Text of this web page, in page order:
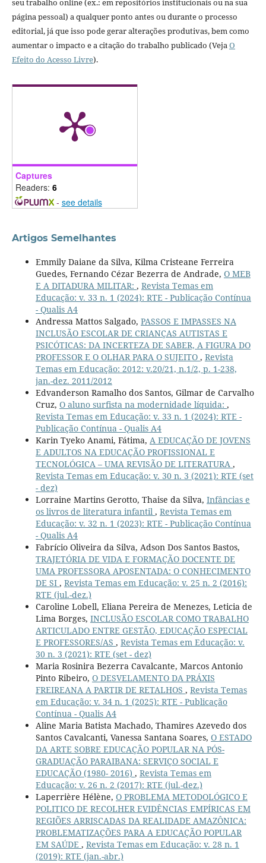
seu trabalho online (ex.: em repositórios institucionais ou na sua
página pessoal) a qualquer ponto antes ou durante o processo
editorial, já que isso pode gerar alterações produtivas, bem como
aumentar o impacto e a citação do trabalho publicado (VejaO
Efeito do Acesso Livre).
Captures
Readers: 6
- see details
Artigos Semelhantes
Emmily Daiane da Silva, Kilma Cristeane Ferreira
Guedes, Fernando Cézar Bezerra de Andrade, O MEB
E A DITADURA MILITAR: , Revista Temas em
Educação: v. 33 n. 1 (2024): RTE - Publicação Contínua
- Qualis A4
Andressa Mattos Salgado, PASSOS E IMPASSES NA
INCLUSÃO ESCOLAR DE CRIANÇAS AUTISTAS E
PSICÓTICAS: DA INCERTEZA DE SABER, A FIGURA DO
PROFESSOR E O OLHAR PARA O SUJEITO , Revista
Temas em Educação: 2012: v.20/21, n.1/2, p. 1-238,
jan.-dez. 2011/2012
Edvanderson Ramalho dos Santos, Gilmar de Carvalho
Cruz, O aluno surfista na modernidade líquida: ,
Revista Temas em Educação: v. 33 n. 1 (2024): RTE -
Publicação Contínua - Qualis A4
Karin Tyeko Anami, Fátima, A EDUCAÇÃO DE JOVENS
E ADULTOS NA EDUCAÇÃO PROFISSIONAL E
TECNOLÓGICA – UMA REVISÃO DE LITERATURA ,
Revista Temas em Educação: v. 30 n. 3 (2021): RTE (set
- dez)
Lorraine Martins Gerotto, Thaise da Silva, Infâncias e
os livros de literatura infantil , Revista Temas em
Educação: v. 32 n. 1 (2023): RTE - Publicação Contínua
- Qualis A4
Fabrício Oliveira da Silva, Adson Dos Santos Bastos,
TRAJETÓRIA DE VIDA E FORMAÇÃO DOCENTE DE
UMA PROFESSORA APOSENTADA: O CONHECIMENTO
DE SI , Revista Temas em Educação: v. 25 n. 2 (2016):
RTE (jul.-dez.)
Caroline Lobell, Eliana Pereira de Menezes, Leticia de
Lima Borges, INCLUSÃO ESCOLAR COMO TRABALHO
ARTICULADO ENTRE GESTÃO, EDUCAÇÃO ESPECIAL
E PROFESSORES/AS , Revista Temas em Educação: v.
30 n. 3 (2021): RTE (set - dez)
Maria Rosinira Bezerra Cavalcante, Marcos Antonio
Pinto Ribeiro, O DESVELAMENTO DA PRÁXIS
FREIREANA A PARTIR DE RETALHOS , Revista Temas
em Educação: v. 34 n. 1 (2025): RTE - Publicação
Contínua - Qualis A4
Aline Maria Batista Machado, Thamires Azevedo dos
Santos Cavalcanti, Vanessa Santana Soares, O ESTADO
DA ARTE SOBRE EDUCAÇÃO POPULAR NA PÓS-
GRADUAÇÃO PARAIBANA: SERVIÇO SOCIAL E
EDUCAÇÃO (1980- 2016) , Revista Temas em
Educação: v. 26 n. 2 (2017): RTE (jul.-dez.)
Laperrière Hélène, O PROBLEMA METODOLÓGICO E
POLITICO DE RECOLHER EVIDÊNCIAS EMPÍRICAS EM
REGIÕES ARRISCADAS DA REALIDADE AMAZÔNICA:
PROBLEMATIZAÇÕES PARA A EDUCAÇÃO POPULAR
EM SAÚDE , Revista Temas em Educação: v. 28 n. 1
(2019): RTE (jan.-abr.)